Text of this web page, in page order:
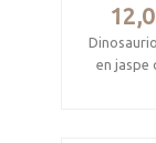
en jaspe